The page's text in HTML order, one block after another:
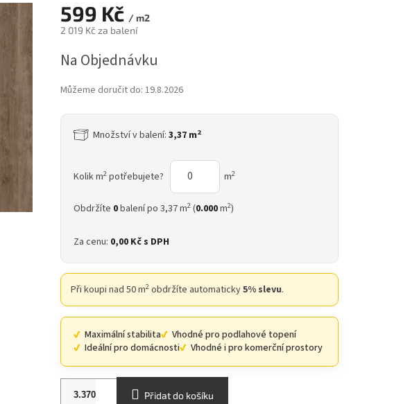
599 Kč / m2
2 019 Kč za balení
cena:
Na Objednávku
Můžeme doručit do: 19.8.2026
Množství v balení: 3,37 m2
Kolik m2potřebujete? m2
Obdržíte 0balení po 3,37 m2(0.000m2)
Za cenu: 0,00 Kčs DPH
Při koupi nad 50 m2obdržíte automaticky5% slevu.
Maximální stabilita
Vhodné pro podlahové topení
Ideální pro domácnosti
Vhodné i pro komerční prostory
Přidat do košíku